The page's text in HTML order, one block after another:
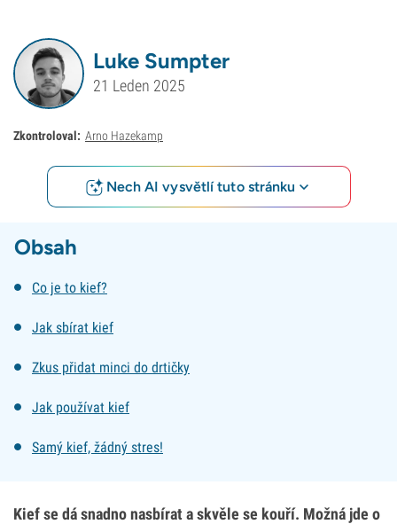
Luke Sumpter
21 Leden 2025
Zkontroloval: Arno Hazekamp
Nech AI vysvětlí tuto stránku
Obsah
Co je to kief?
Jak sbírat kief
Zkus přidat minci do drtičky
Jak používat kief
Samý kief, žádný stres!
Kief se dá snadno nasbírat a skvěle se kouří. Možná jde o